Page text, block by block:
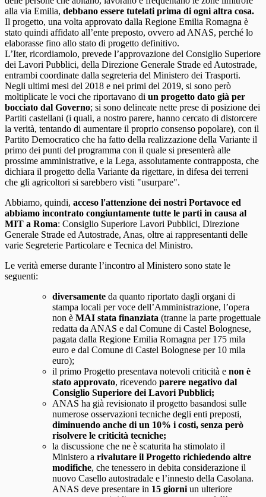
alla via Emilia, debbano essere tutelati prima di ogni altra cosa.
Il progetto, una volta approvato dalla Regione Emilia Romagna è
stato quindi affidato all’ente preposto, ovvero ad ANAS, perché lo
elaborasse fino allo stato di progetto definitivo.
L’Iter, ricordiamolo, prevede l’approvazione del Consiglio Superiore
dei Lavori Pubblici, della Direzione Generale Strade ed Autostrade,
entrambi coordinate dalla segreteria del Ministero dei Trasporti.
Negli ultimi mesi del 2018 e nei primi del 2019, si sono però
moltiplicate le voci che riportavano di un progetto dato già per
bocciato dal Governo; si sono delineate nette prese di posizione dei
Partiti castellani (i quali, a nostro parere, hanno cercato di distorcere
la verità, tentando di aumentare il proprio consenso popolare), con il
Partito Democratico che ha fatto della realizzazione della Variante il
primo dei punti del programma con il quale si presenterà alle
prossime amministrative, e la Lega, assolutamente contrapposta, che
dichiara il progetto della Variante da rigettare, in difesa dei terreni
che gli agricoltori si sarebbero visti "usurpare".
Abbiamo, quindi, acceso l'attenzione dei nostri Portavoce ed
abbiamo incontrato congiuntamente tutte le parti in causa al
MIT a Roma: Consiglio Superiore Lavori Pubblici, Direzione
Generale Strade ed Autostrade, Anas, oltre ai rappresentanti delle
varie Segreterie Particolare e Tecnica del Ministro.
Le verità emerse durante l’incontro al Ministero sono state le
seguenti:
diversamente da quanto riportato dagli organi di
stampa locali per voce dell’Amministrazione, l’opera
non è MAI stata finanziata (tranne la parte progettuale
redatta da ANAS e dal Comune di Castel Bolognese,
pagata dalla Regione Emilia Romagna per 175 mila
euro e dal Comune di Castel Bolognese per 10 mila
euro);
il primo Progetto presentava notevoli criticità e non è
stato approvato, ricevendo parere negativo dal
Consiglio Superiore dei Lavori Pubblici;
ANAS ha già revisionato il progetto basandosi sulle
numerose osservazioni tecniche degli enti preposti,
diminuendo anche di un 10% i costi, senza però
risolvere le criticità tecniche;
la discussione che ne è scaturita ha stimolato il
Ministero a rivalutare il Progetto richiedendo altre
modifiche, che tenessero in debita considerazione il
nuovo Casello autostradale e l’innesto della Casolana.
ANAS deve presentare in 15 giorni un ulteriore